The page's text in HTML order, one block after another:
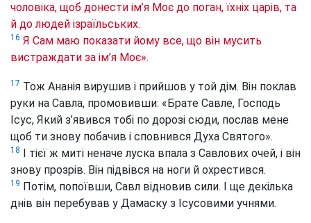
чоловіка, щоб донести ім’я Моє до поган, їхніх царів, та
й до людей ізраїльських.
16 Я Сам маю показати йому все, що він мусить
вистраждати за ім’я Моє».
17 Тож Ананія вирушив і прийшов у той дім. Він поклав
руки на Савла, промовивши: «Брате Савле, Господь
Ісус, Який з’явився тобі по дорозі сюди, послав мене
щоб ти знову побачив і сповнився Духа Святого».
18 І тієї ж миті неначе луска впала з Савлових очей, і він
знову прозрів. Він підвівся на ноги й охрестився.
19 Потім, попоївши, Савл відновив сили. І ще декілька
днів він перебував у Дамаску з Ісусовими учнями.